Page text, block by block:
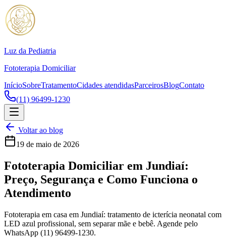
Luz da Pediatria
Fototerapia Domiciliar
InícioSobreTratamentoCidades atendidasParceirosBlogContato
(11) 96499-1230
Voltar ao blog
19 de maio de 2026
Fototerapia Domiciliar em Jundiaí:
Preço, Segurança e Como Funciona o
Atendimento
Fototerapia em casa em Jundiaí: tratamento de icterícia neonatal com
LED azul profissional, sem separar mãe e bebê. Agende pelo
WhatsApp (11) 96499-1230.